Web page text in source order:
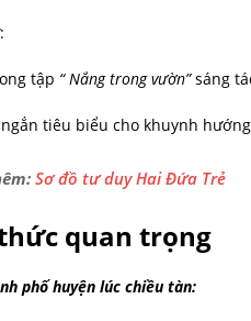
tập “ Nắng trong vườn”sáng
tiêu biểu cho khuynh
Sơ đồ tư duy Hai Đứa Trẻ
quan trọng
phố huyện lúc chiều tàn: